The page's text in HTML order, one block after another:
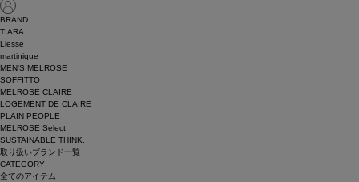
BRAND
TIARA
Liesse
martinique
MEN'S MELROSE
SOFFITTO
MELROSE CLAIRE
LOGEMENT DE CLAIRE
PLAIN PEOPLE
MELROSE Select
SUSTAINABLE THINK.
取り扱いブランド一覧
CATEGORY
全てのアイテム